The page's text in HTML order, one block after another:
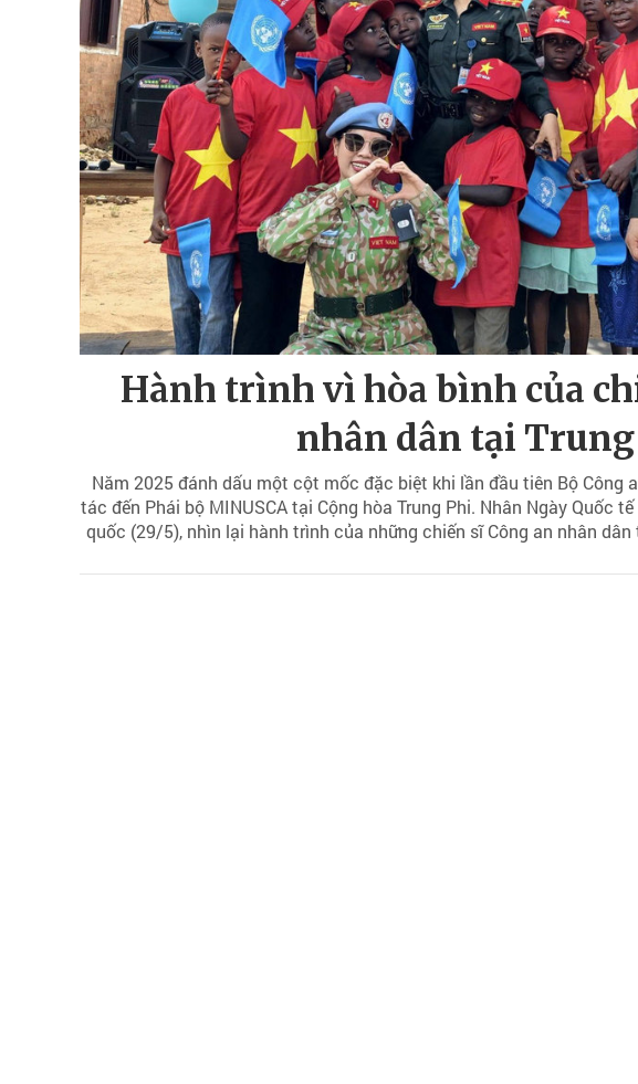
Hành trình vì hòa bình của
nhân dân tại
Năm 2025 đánh dấu một cột mốc đặc biệt khi lần đầu tiên Bộ Công
tác đến Phái bộ MINUSCA tại Cộng hòa Trung Phi. Nhân Ngày Quốc
quốc (29/5), nhìn lại hành trình của những chiến sĩ Công an nhân